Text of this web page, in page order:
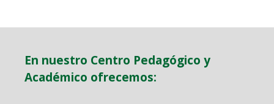
En nuestro Centro Pedagógico y
Académico ofrecemos: